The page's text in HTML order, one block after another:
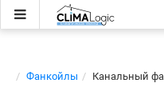
Фанкойлы Канальный